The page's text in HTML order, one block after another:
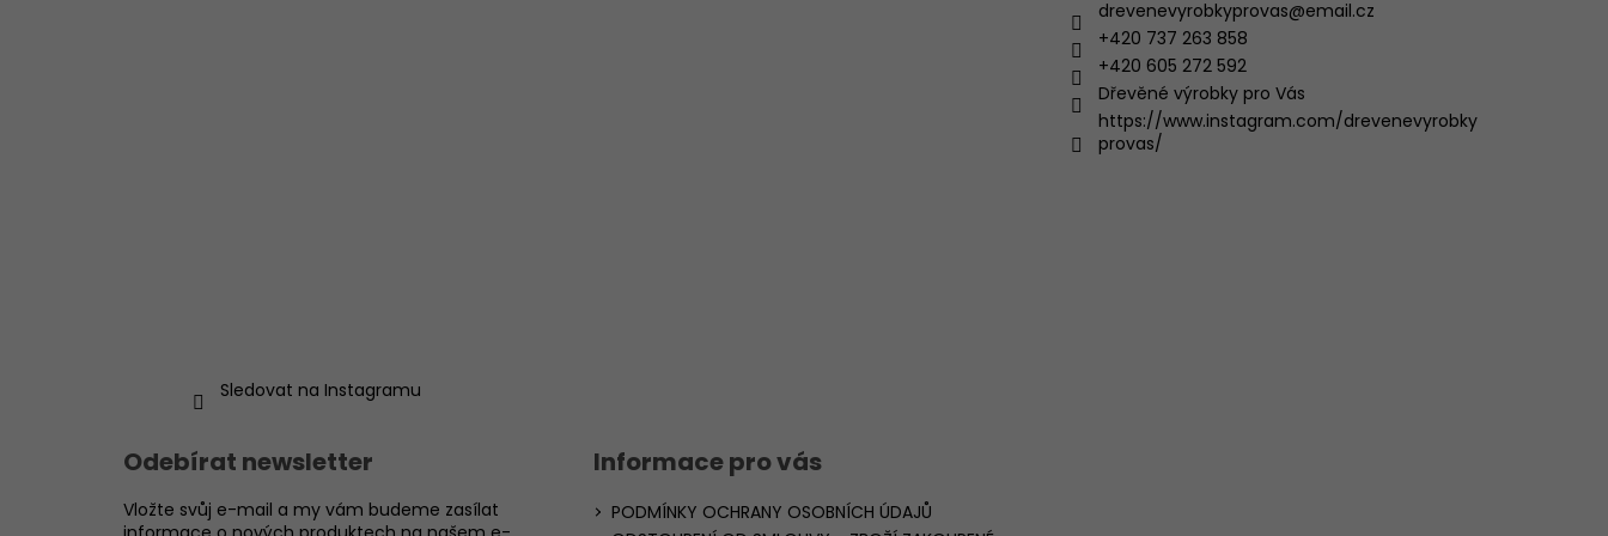
Sledovat na Instagramu
drevenevyrobkyprovas@email.cz
+420 737 263 858
+420 605 272 592
Dřevěné výrobky pro Vás
https://www.instagram.com/drevenevyrobky
provas/
Odebírat newsletter
Vložte svůj e-mail a my vám budeme zasílat
Informace pro vás
PODMÍNKY OCHRANY OSOBNÍCH ÚDAJŮ